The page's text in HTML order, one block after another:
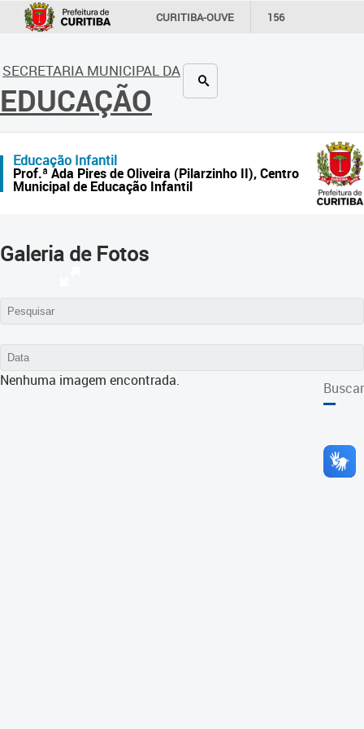
CURITIBA-OUVE 156
SECRETARIA MUNICIPAL DA
EDUCAÇÃO
Educação Infantil
Prof.ª Ada Pires de Oliveira (Pilarzinho II), Centro
Municipal de Educação Infantil
Galeria de Fotos
Buscar
Nenhuma imagem encontrada.